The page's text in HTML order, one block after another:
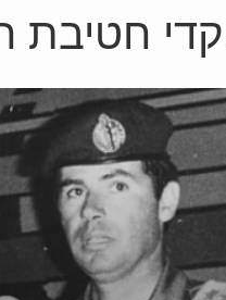
חטיבת